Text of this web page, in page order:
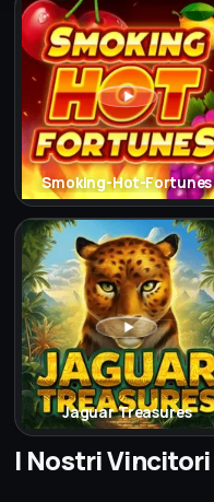
Smoking-Hot-Fortunes
Jaguar Treasures
I Nostri Vincitori